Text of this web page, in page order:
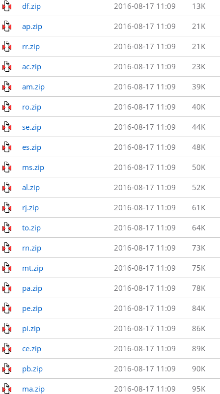
df.zip 2016-08-17 11:09 13K
ap.zip 2016-08-17 11:09 21K
rr.zip 2016-08-17 11:09 21K
ac.zip 2016-08-17 11:09 23K
am.zip 2016-08-17 11:09 39K
ro.zip 2016-08-17 11:09 40K
se.zip 2016-08-17 11:09 44K
es.zip 2016-08-17 11:09 48K
ms.zip 2016-08-17 11:09 50K
al.zip 2016-08-17 11:09 52K
rj.zip 2016-08-17 11:09 61K
to.zip 2016-08-17 11:09 64K
rn.zip 2016-08-17 11:09 73K
mt.zip 2016-08-17 11:09 75K
pa.zip 2016-08-17 11:09 78K
pe.zip 2016-08-17 11:09 84K
pi.zip 2016-08-17 11:09 86K
ce.zip 2016-08-17 11:09 89K
pb.zip 2016-08-17 11:09 90K
ma.zip 2016-08-17 11:09 95K